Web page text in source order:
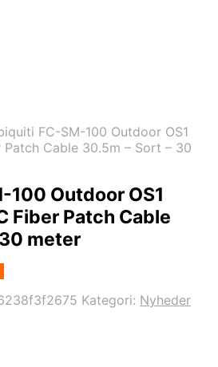
FC-SM-100 Outdoor OS1
Patch Cable 30.5m – Sort – 30
100 Outdoor OS1
Fiber Patch Cable
meter
Kategori: Nyheder